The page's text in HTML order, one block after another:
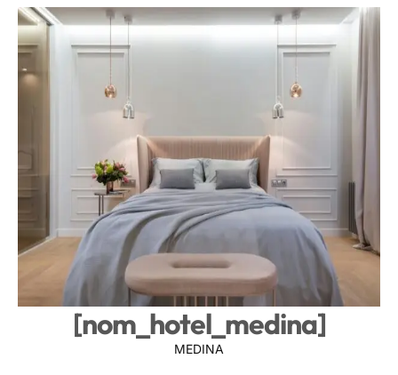
[nom_hotel_medina]
MEDINA